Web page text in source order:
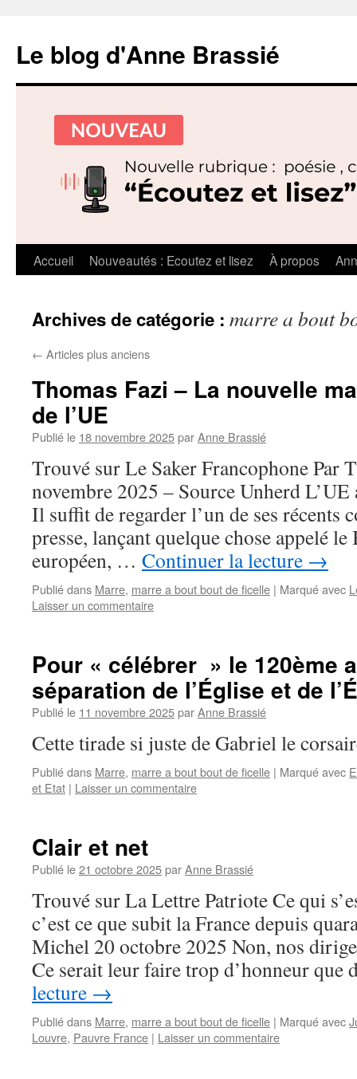
Le blog d'Anne Brassié
Aller
contenu
Accueil Nouveautés : Ecoutez et lisez À propos
Archives de catégorie : marre a bout
← Articles plus anciens
Thomas Fazi – La nouvelle
de l’UE
Publié le 18 novembre 2025parAnne Brassié
Trouvé sur Le Saker Francophone Par
novembre 2025 – Source Unherd
Il suffit de regarder l’un de ses récents
presse, lançant quelque chose appelé
européen, … Continuer la lecture →
Publié dans Marre, marre a bout bout de ficelle | Marqué avec
Laisser un commentaire
Pour « célébrer » le 120ème
séparation de l’Église et de
Publié le 11 novembre 2025parAnne Brassié
Cette tirade si juste de Gabriel le
Publié dans Marre, marre a bout bout de ficelle | Marqué avec
et Etat | Laisser un commentaire
Clair et net
Publié le21 octobre 2025parAnne Brassié
Trouvé sur La Lettre Patriote Ce qui
c’est ce que subit la France depuis
Michel 20 octobre 2025 Non, nos
Ce serait leur faire trop d’honneur
lecture →
Publié dans Marre, marre a bout bout de ficelle | Marqué avec
Louvre, Pauvre France | Laisser un commentaire